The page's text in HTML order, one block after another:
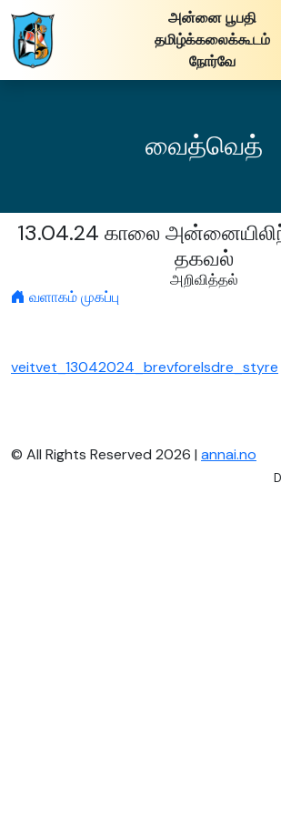
அன்னை பூபதி
தமிழ்க்கலைக்கூடம்
நோர்வே
வைத்வெத்
13.04.24 காலை
தகவல்
அறிவித்தல்
வளாகம் முகப்பு
veitvet_13042024_brevforelsdre_styre
© All Rights Reserved 2026 | annai.no